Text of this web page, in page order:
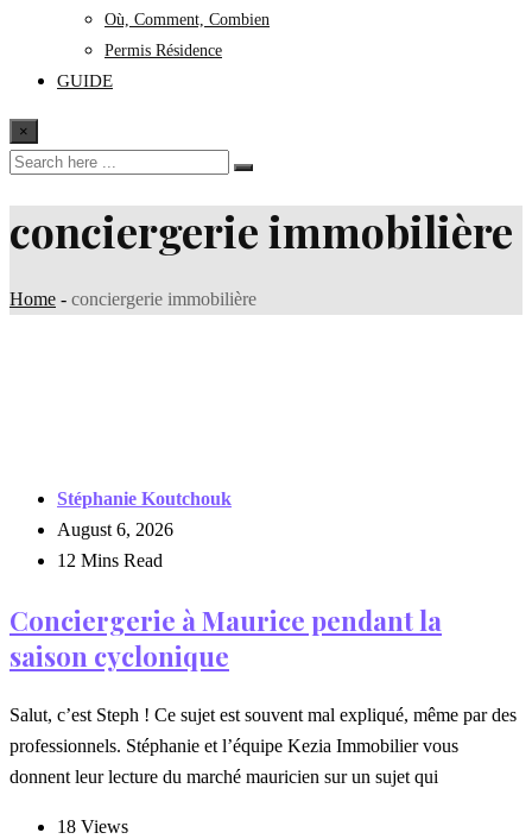
Où, Comment, Combien
Permis Résidence
GUIDE
×
conciergerie immobilière
Home - conciergerie immobilière
Stéphanie Koutchouk
August 6, 2026
12 Mins Read
Conciergerie à Maurice pendant la
saison cyclonique
Salut, c’est Steph ! Ce sujet est souvent mal expliqué, même par des
professionnels. Stéphanie et l’équipe Kezia Immobilier vous
donnent leur lecture du marché mauricien sur un sujet qui
18 Views